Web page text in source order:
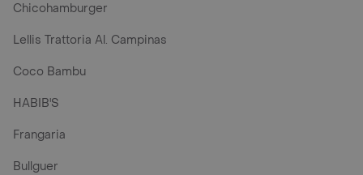
Chicohamburger
Lellis Trattoria Al. Campinas
Coco Bambu
HABIB'S
Frangaria
Bullguer